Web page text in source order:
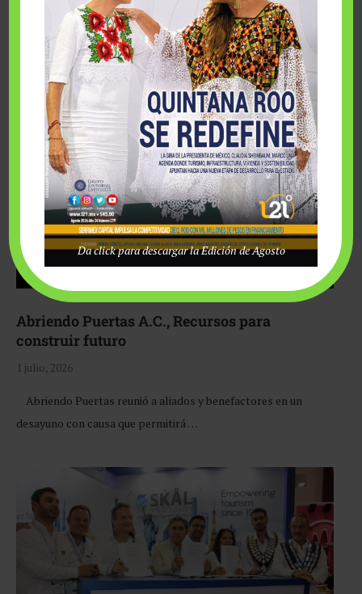
Fairmont Mayakoba y Make-A-Wish México unieron
esfuerzos para hacer realidad el deseo de una …
Abriendo Puertas A.C., Recursos para
construir futuro
1 julio, 2026
Abriendo Puertas reunió a aliados y benefactores en un
desayuno con causa que permitirá …
Da click para descargar la Edición de Agosto